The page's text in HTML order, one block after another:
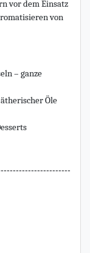
vor dem Einsatz
von
– ganze
Öle